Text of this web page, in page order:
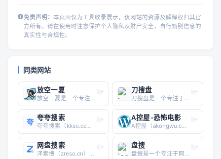
免责声明： 本页面仅为工具收录展示，该网站的资源及解释权归其官
方所有。请在使用时注意保护个人隐私及财产安全，自行甄别信息的
真实性与合规性。
同类网站
放空一夏
放空一夏是一个专注于广播剧资源检索的垂直搜索工具，核心功能是支持夸克云盘内广播剧资源的全文检索。用户无需注册即可直接搜索，快速定位包含都市、校园、青春、悬疑、古风、现代、职场、玄幻、种田、科幻等主流题材的免费广播剧内容。平台不直接提供音频文件，而是通过索引云盘分享链接，帮助用户高效找到已上传的广播剧资源。对于喜欢听广播剧但苦于资源分散、搜索效率低的用户而言，放空一夏能够显著减少在多个平台间反复查找的时间成本。其界面简洁，搜索响应快，适合作为广播剧爱好者的日常检索工具。导航站收录该站点时，可重点突出“广播剧搜索工具”“夸克云盘资源检索”“免费广播剧资源导航”等长尾关键词，便于目标用户通过搜索场景发现并收藏该工具。
刀搜盘
刀搜盘是一个专注于网盘资源检索的垂直搜索引擎，聚合了百度网盘、夸克网盘、迅雷云盘等主流云存储平台的公开资源链接。用户无需注册即可直接输入关键词，快速定位学习资料、影视剧集、软件安装包及电子书等文件。其核心优势在于每日更新百万级资源索引，覆盖考研考证、办公模板、热门电影、系统工具等高频需求场景，搜索结果附带资源标题、文件大小及来源平台，便于筛选。作为第三方网盘资源搜索平台，刀搜盘不存储任何文件本体，仅提供已公开的分享链接跳转，保障用户隐私安全。对于需要低成本获取数字资源的职场人士、学生群体及数码爱好者而言，该工具能有效缩短“找资源-下载”的路径，尤其适合批量查找PDF教材、蓝光视频或绿色软件。建议导航站收录时突出其“多网盘一站式搜索”“每日资源更新”及“无广告干扰”的实用特性，以吸引对效率工具有明确需求的访问者。
夸 夸夸搜索
夸夸搜索（kkso.cc）是一个专注于夸克网盘资源搜索的垂直工具型网站。它主要帮助用户快速定位夸克网盘中存储的各类文件资源，包括影视剧集、学习资料、软件安装包、电子书等常见内容。与传统搜索引擎不同，夸夸搜索直接针对夸克网盘的分享链接与目录结构进行索引，搜索结果更精准，避免了泛搜索中大量无关广告与无效链接的干扰。 该平台界面简洁，无需注册即可直接输入关键词进行检索。搜索结果会清晰展示资源标题、文件大小、分享时效以及来源链接，用户点击后能直接跳转至夸克网盘进行保存或在线预览。对于经常使用夸克网盘存储和分享内容的用户来说，夸夸搜索显著提升了资源查找效率，尤其适合需要批量寻找学习教程、高清影视或实用工具的场景。 作为导航站收录对象，夸夸搜索具备明确的垂直定位和实用价值。它不涉及违规内容索引，仅对公开分享的资源进行聚合，符合主流资源搜索工具的使用规范。如果你日常依赖夸克网盘管理文件，或需要快速找到特定类型的网盘资源，夸夸搜索是一个值得收藏的轻量级搜索入口。
A控屋-恐怖电影
A控屋（akongwu.com）是一个专注于恐怖电影资源分享的垂直类站点，主要面向喜爱恐怖、惊悚、悬疑题材的影迷群体。该站以“免费分享”为核心定位，收录内容覆盖欧美、港台、日本、韩国、泰国及东南亚地区的恐怖片，类型包括经典恐怖、心理惊悚、灵异鬼片、丧尸怪物等细分品类，能够满足不同观影偏好的用户需求。 从功能上看，A控屋提供直接的资源获取渠道，用户无需注册或付费即可浏览并获取影片信息，降低了观影门槛。网站结构清晰，按地区、年代、类型对恐怖片进行分类，便于快速检索。对于导航站而言，这类垂直资源站点具备明确的用户指向性——当用户搜索“免费恐怖片网站”“欧美恐怖片在线观看”“日本恐怖电影大全”“泰国鬼片资源”“东南亚恐怖片推荐”等长尾关键词时，A控屋能提供精准的聚合内容，有效承接搜索流量。 需要注意的是，该站主要提供资源分享，不涉及深度影评或社区互动，适合作为工具型导航收录。整体上，A控屋填补了恐怖片细分领域的免费资源空白，适合恐怖片爱好者作为日常找片入口，也适合导航站作为“恐怖电影资源”类别的优质推荐站点。
网盘搜索
泽索搜（zreso.cn）是一个专注于网盘资源检索的垂直搜索引擎，主要面向夸克网盘用户提供高效、精准的文件查找服务。作为网盘搜索工具，它聚合了分散在网络各处的夸克网盘分享链接，帮助用户快速定位学习资料、办公文档、影视资源等内容。网站界面简洁，搜索响应速度快，支持关键词模糊匹配与分类筛选，适合需要批量获取网盘资源的用户日常使用。无论是寻找考研课程、行业报告，还是热门影视剧集，泽索搜都能通过其索引系统提供直达链接，省去在社交平台或论坛手动翻找的麻烦。对于导航站而言，该工具属于实用型网盘搜索引擎类目，能有效补充资源检索类目下的垂直需求，尤其适合收录至“学习工具”“资源下载”或“文档搜索”等子板块。其核心价值在于降低用户获取夸克网盘资源的门槛，提升信息检索效率，是工作、学习与娱乐场景下的辅助型搜索利器。
盘搜
盘搜是一个专注于网盘资源搜索的实用工具网站，主要面向需要快速查找百度网盘、夸克网盘、迅雷云盘等平台存储内容的用户。其核心功能在于整合多个网盘平台的公开资源，提供一站式的搜索入口，帮助用户高效定位影视、学习资料、软件安装包等文件。相比传统搜索引擎，盘搜直接过滤掉无关网页，直接展示网盘内的有效链接，减少了“找到资源却无法下载”的无效操作。 从实际体验来看，盘搜的搜索结果以列表形式呈现，包含资源标题、文件大小、分享时间等关键信息，部分结果还附带提取码，方便直接转存或下载。对于需要批量查找考研资料、行业文档或热门影视剧的用户来说，这种“去中介化”的搜索方式能显著提升效率。同时，网站界面简洁无冗余广告，加载速度较快，没有强制注册或付费墙，降低了使用门槛。 需要注意的是，网盘资源搜索本身依赖于第三方分享的公开性，因此部分链接可能存在失效风险，建议用户优先选择更新时间较近的结果。总体而言，盘搜适合作为日常资源检索的辅助工具，尤其适合学生、职场人士以及影视爱好者，在无法通过常规搜索引擎直接获取文件时，可以尝试通过该网站进行补充搜索。如果你经常需要从多个网盘平台查找内容，不妨将其加入收藏夹备用。